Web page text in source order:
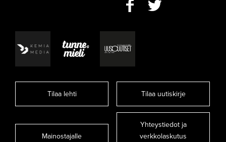
Tilaa lehti Tilaa uutiskirje
Mainostajalle
Yhteystiedot ja
verkkolaskutus